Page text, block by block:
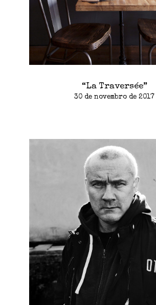
“La Traversée”
30 de novembro de 2017